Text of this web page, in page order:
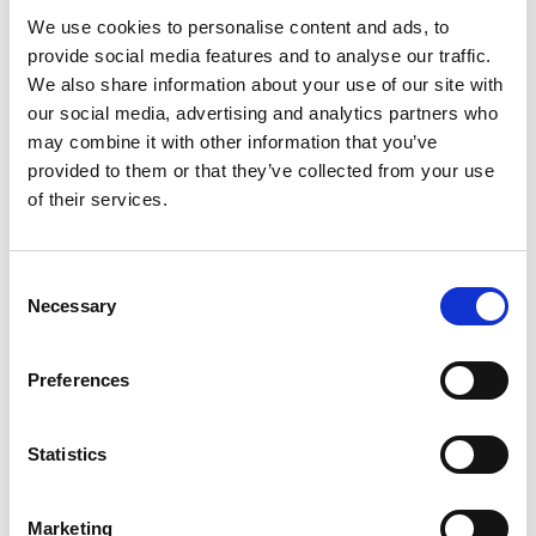
We use cookies to personalise content and ads, to
provide social media features and to analyse our traffic.
We also share information about your use of our site with
our social media, advertising and analytics partners who
may combine it with other information that you’ve
provided to them or that they’ve collected from your use
of their services.
Selection
Necessary
Preferences
Statistics
Marketing
Istituto Scientifico
Centro Recupero e
Riabilitazione per tartarughe marine
Punto
Informativo della rete regionale
dell’Osservatorio Toscano per la Biodiversità
ente di riferimento per il progetto in quanto mette in
relazione Ecostrim con Regione Toscana, con l’obiettivo
Da sapere
Prezzi
Ragazzi da 1 metro a 140 cm di altezza da
€